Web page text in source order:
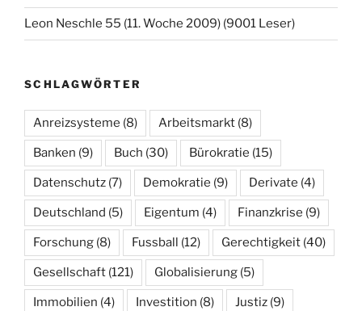
Leon Neschle 55 (11. Woche 2009) (9001 Leser)
SCHLAGWÖRTER
Anreizsysteme (8) Arbeitsmarkt (8)
Banken (9) Buch (30) Bürokratie (15)
Datenschutz (7) Demokratie (9) Derivate (4)
Deutschland (5) Eigentum (4) Finanzkrise (9)
Forschung (8) Fussball (12) Gerechtigkeit (40)
Gesellschaft (121) Globalisierung (5)
Immobilien (4) Investition (8) Justiz (9)